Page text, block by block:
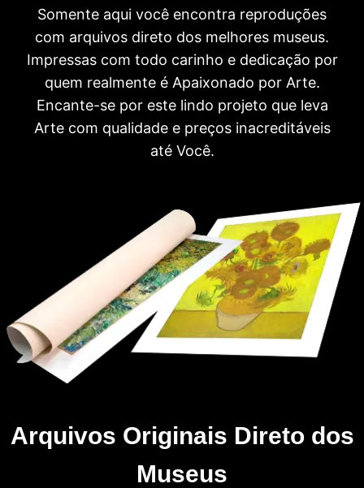
Somente aqui você encontra reproduções
com arquivos direto dos melhores museus.
Impressas com todo carinho e dedicação por
quem realmente é Apaixonado por Arte.
Encante-se por este lindo projeto que leva
Arte com qualidade e preços inacreditáveis
até Você.
Arquivos Originais Direto dos
Museus